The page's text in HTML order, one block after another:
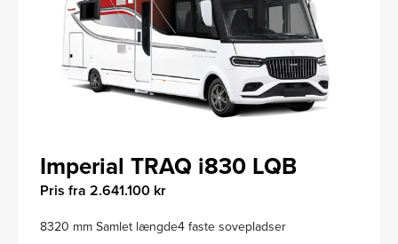
Imperial TRAQ i830 LQB
Pris fra 2.641.100 kr
8320 mm Samlet længde4 faste sovepladser